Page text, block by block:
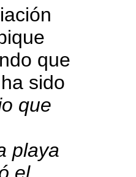
que
sido
que
playa